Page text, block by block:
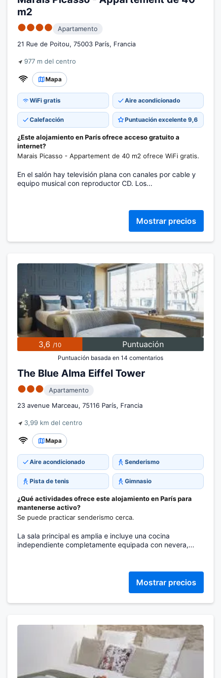
m2
●●●●
Apartamento
21 Rue de Poitou, 75003 París, Francia
977 m del centro
Mapa
WiFi gratis Aire acondicionado
Calefacción Puntuación excelente 9,6
¿Este alojamiento en París ofrece acceso gratuito a
internet?
Marais Picasso - Appartement de 40 m2 ofrece WiFi gratis.
En el salón hay televisión plana con canales por cable y
equipo musical con reproductor CD. Los...
Mostrar precios
3,6 /10 Puntuación
Puntuación basada en 14 comentarios
The Blue Alma Eiffel Tower
●●●
Apartamento
23 avenue Marceau, 75116 París, Francia
3,99 km del centro
Mapa
Aire acondicionado Senderismo
Pista de tenis Gimnasio
¿Qué actividades ofrece este alojamiento en París para
mantenerse activo?
Se puede practicar senderismo cerca.
La sala principal es amplia e incluye una cocina
independiente completamente equipada con nevera,...
Mostrar precios